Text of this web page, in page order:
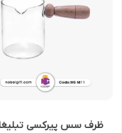
ظرف سس پیرکسی